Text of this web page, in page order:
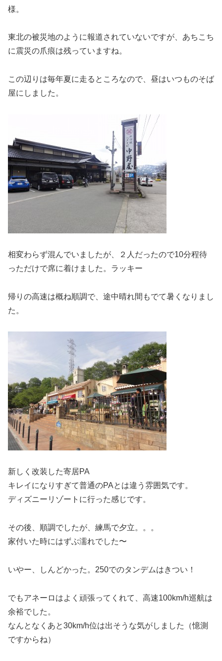
様。
東北の被災地のように報道されていないですが、あちこち
に震災の爪痕は残っていますね。
この辺りは毎年夏に走るところなので、昼はいつものそば
屋にしました。
相変わらず混んでいましたが、２人だったので10分程待
っただけで席に着けました。ラッキー
帰りの高速は概ね順調で、途中晴れ間もでて暑くなりまし
た。
新しく改装した寄居PA
キレイになりすぎて普通のPAとは違う雰囲気です。
ディズニーリゾートに行った感じです。
その後、順調でしたが、練馬で夕立。。。
家付いた時にはずぶ濡れでした〜
いやー、しんどかった。250でのタンデムはきつい！
でもアネーロはよく頑張ってくれて、高速100km/h巡航は
余裕でした。
なんとなくあと30km/h位は出そうな気がしました（憶測
ですからね）